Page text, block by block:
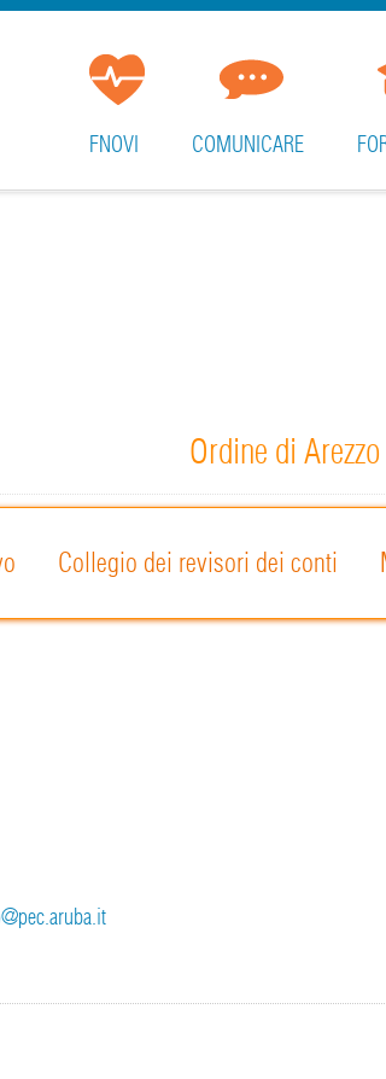
FNOVI COMUNICARE
Ordine di Arezzo
Collegio dei revisori dei conti